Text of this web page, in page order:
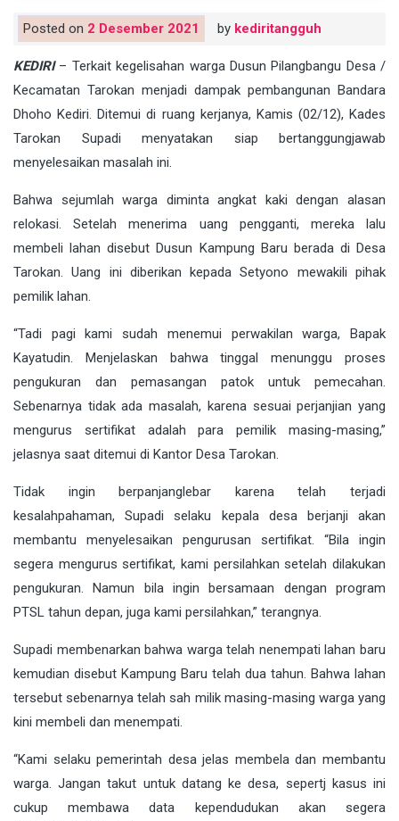
Posted on 2 Desember 2021 by kediritangguh
KEDIRI– Terkait kegelisahan warga Dusun Pilangbangu Desa /
Kecamatan Tarokan menjadi dampak pembangunan Bandara
Dhoho Kediri. Ditemui di ruang kerjanya, Kamis (02/12), Kades
Tarokan Supadi menyatakan siap bertanggungjawab
menyelesaikan masalah ini.
Bahwa sejumlah warga diminta angkat kaki dengan alasan
relokasi. Setelah menerima uang pengganti, mereka lalu
membeli lahan disebut Dusun Kampung Baru berada di Desa
Tarokan. Uang ini diberikan kepada Setyono mewakili pihak
pemilik lahan.
“Tadi pagi kami sudah menemui perwakilan warga, Bapak
Kayatudin. Menjelaskan bahwa tinggal menunggu proses
pengukuran dan pemasangan patok untuk pemecahan.
Sebenarnya tidak ada masalah, karena sesuai perjanjian yang
mengurus sertifikat adalah para pemilik masing-masing,”
jelasnya saat ditemui di Kantor Desa Tarokan.
Tidak ingin berpanjanglebar karena telah terjadi
kesalahpahaman, Supadi selaku kepala desa berjanji akan
membantu menyelesaikan pengurusan sertifikat. “Bila ingin
segera mengurus sertifikat, kami persilahkan setelah dilakukan
pengukuran. Namun bila ingin bersamaan dengan program
PTSL tahun depan, juga kami persilahkan,” terangnya.
Supadi membenarkan bahwa warga telah nenempati lahan baru
kemudian disebut Kampung Baru telah dua tahun. Bahwa lahan
tersebut sebenarnya telah sah milik masing-masing warga yang
kini membeli dan menempati.
“Kami selaku pemerintah desa jelas membela dan membantu
warga. Jangan takut untuk datang ke desa, sepertj kasus ini
cukup membawa data kependudukan akan segera